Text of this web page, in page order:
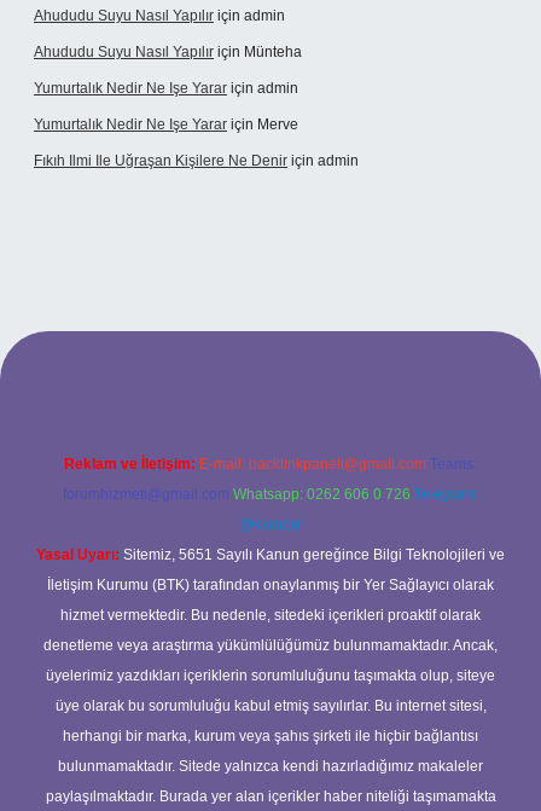
Ahududu Suyu Nasıl Yapılır için admin
Ahududu Suyu Nasıl Yapılır için Münteha
Yumurtalık Nedir Ne Işe Yarar için admin
Yumurtalık Nedir Ne Işe Yarar için Merve
Fıkıh Ilmi Ile Uğraşan Kişilere Ne Denir için admin
giriş
Reklam ve İletişim: E-mail: backlinkpaneli@gmail.com Teams:
forumhizmeti@gmail.com Whatsapp: 0262 606 0 726 Telegram:
@karabul
Yasal Uyarı: Sitemiz, 5651 Sayılı Kanun gereğince Bilgi Teknolojileri ve
İletişim Kurumu (BTK) tarafından onaylanmış bir Yer Sağlayıcı olarak
hizmet vermektedir. Bu nedenle, sitedeki içerikleri proaktif olarak
denetleme veya araştırma yükümlülüğümüz bulunmamaktadır. Ancak,
üyelerimiz yazdıkları içeriklerin sorumluluğunu taşımakta olup, siteye
üye olarak bu sorumluluğu kabul etmiş sayılırlar. Bu internet sitesi,
herhangi bir marka, kurum veya şahıs şirketi ile hiçbir bağlantısı
bulunmamaktadır. Sitede yalnızca kendi hazırladığımız makaleler
paylaşılmaktadır. Burada yer alan içerikler haber niteliği taşımamakta